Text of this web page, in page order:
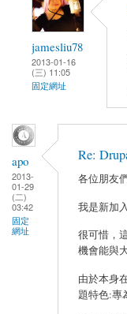
jamesliu78
2013-01-16
(三) 11:05
固定網址
apo
2013-
01-29
(二)
03:42
固定
網址
Re:
各位朋友
我是新加
很可惜，
機會能與
由於本身
題特色:專